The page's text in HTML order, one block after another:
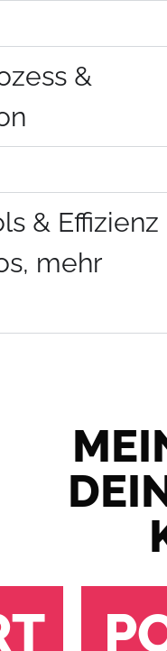
&
& Effizienz
mehr